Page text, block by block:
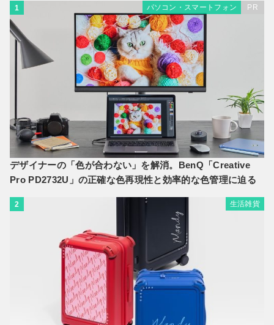
1 パソコン・スマートフォン PR
デザイナーの「色が合わない」を解消。BenQ「Creative
Pro PD2732U」の正確な色再現性と効率的な色管理に迫る
2 生活雑貨